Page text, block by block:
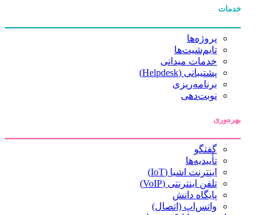
خدمات
پروژه‌ها
تایم‌شیت‌ها
خدمات میدانی
پشتیبانی (Helpdesk)
برنامه‌ریزی
نوبت‌دهی
بهره‌وری
گفتگو
تأییدیه‌ها
اینترنت اشیا (IoT)
تلفن اینترنتی (VoIP)
پایگاه دانش
واتس‌اپ (اتصال)